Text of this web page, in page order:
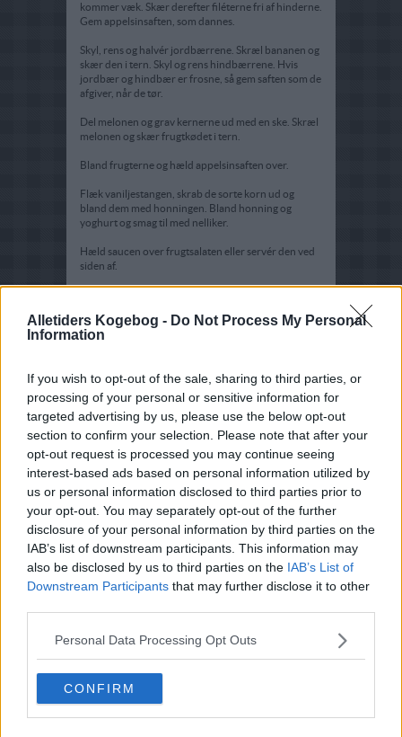
Alletiders Kogebog - Do Not Process My Personal
Information
If you wish to opt-out of the sale, sharing to third parties, or
processing of your personal or sensitive information for
targeted advertising by us, please use the below opt-out
section to confirm your selection. Please note that after your
opt-out request is processed you may continue seeing
interest-based ads based on personal information utilized by
us or personal information disclosed to third parties prior to
your opt-out. You may separately opt-out of the further
disclosure of your personal information by third parties on the
IAB’s list of downstream participants. This information may
also be disclosed by us to third parties on the IAB’s List of
Downstream Participants that may further disclose it to other
Personal Data Processing Opt Outs
CONFIRM
kommer væk. Skær derefter filéterne fri af hinderne.
Gem appelsinsaften, som dannes.
Skyl, rens og halvér jordbærrene. Skræl bananen og
skær den i tern. Skyl og rens hindbærrene. Hvis
jordbær og hindbær er frosne, så gem saften som de
afgiver, når de tør.
Del melonen og grav kernerne ud med en ske. Skræl
melonen og skær frugtkødet i tern.
Bland frugterne og hæld appelsinsaften over.
Flæk vaniljestangen, skrab de sorte korn ud og
bland dem med honningen. Bland honning og
yoghurt og smag til med nelliker.
Hæld saucen over frugtsalaten eller servér den ved
siden af.
Tips: